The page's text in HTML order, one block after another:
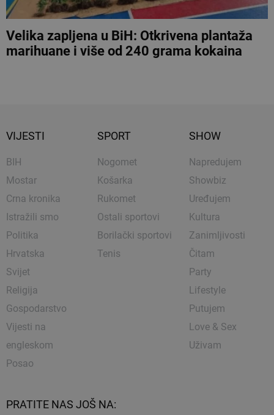
Velika zapljena u BiH: Otkrivena plantaža
marihuane i više od 240 grama kokaina
VIJESTI
BIH
Mostar
Crna kronika
Istražili smo
Politika
Hrvatska
Svijet
Religija
Gospodarstvo
Vijesti na
engleskom
Posao
SPORT
Nogomet
Košarka
Rukomet
Ostali sportovi
Borilački sportovi
Tenis
SHOW
Napredujem
Showbiz
Uređujem
Kultura
Zanimljivosti
Čitam
Party
Lifestyle
Putujem
Love & Sex
Uživam
PRATITE NAS JOŠ NA: